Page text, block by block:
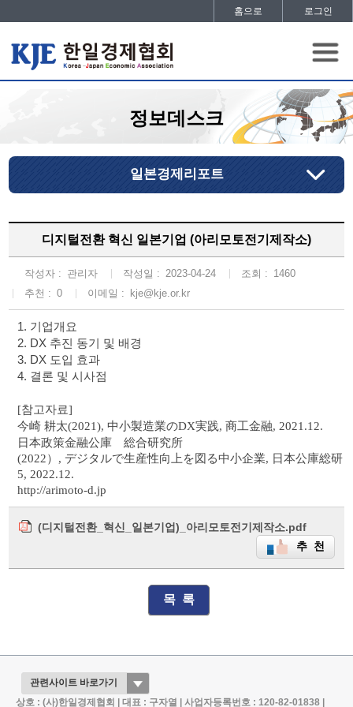
홈으로 로그인
정보데스크
일본경제리포트
디지털전환 혁신 일본기업 (아리모토전기제작소)
작성자 : 관리자 작성일 : 2023-04-24 조회 : 1460
추천 : 0 이메일 : kje@kje.or.kr
1. 기업개요
2. DX 추진 동기 및 배경
3. DX 도입 효과
4. 결론 및 시사점
[참고자료]
今崎 耕太(2021), 中小製造業のDX実践, 商工金融, 2021.12.
日本政策金融公庫
総合研究所
(2022） , デジタルで生産性向上 を図る中小企業, 日本公庫総研
5, 2022.12.
http://arimoto-d.jp
(디지털전환_혁신_일본기업)_아리모토전기제작소.pdf
추 천
목 록
상호 : (사)한일경제협회 | 대표 : 구자열 | 사업자등록번호 : 120-82-01838 |